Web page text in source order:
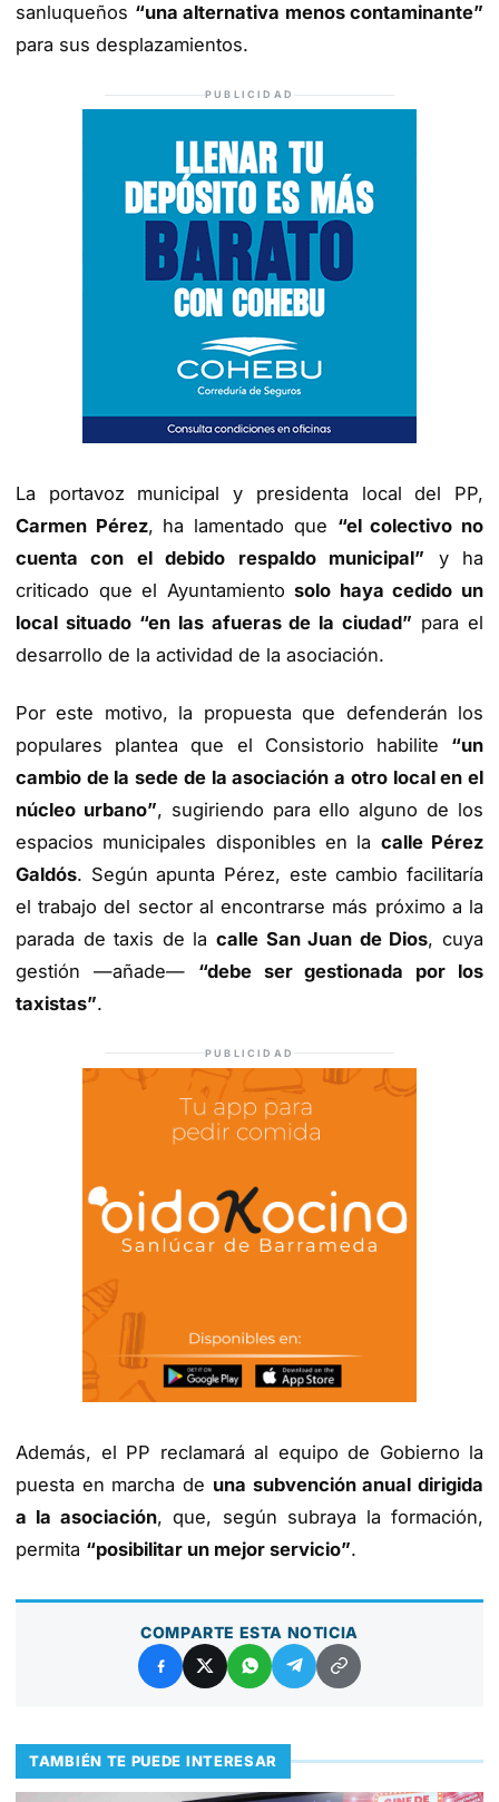
sanluqueños “una alternativa menos contaminante”
para sus desplazamientos.
PUBLICIDAD
La portavoz municipal y presidenta local del PP,
Carmen Pérez, ha lamentado que “el colectivo no
cuenta con el debido respaldo municipal” y ha
criticado que el Ayuntamientosolo haya cedido un
local situado “en las afueras de la ciudad” para el
desarrollo de la actividad de la asociación.
Por este motivo, la propuesta que defenderán los
populares plantea que el Consistorio habilite “un
cambio de la sede de la asociación a otro local en el
núcleo urbano”, sugiriendo para ello alguno de los
espacios municipales disponibles en la calle Pérez
Galdós. Según apunta Pérez, este cambio facilitaría
el trabajo del sector al encontrarse más próximo a la
parada de taxis de la calle San Juan de Dios, cuya
gestión —añade— “debe ser gestionada por los
taxistas”.
PUBLICIDAD
Además, el PP reclamará al equipo de Gobierno la
puesta en marcha de una subvención anual dirigida
a la asociación, que, según subraya la formación,
permita “posibilitar un mejor servicio”.
COMPARTE ESTA NOTICIA
TAMBIÉN TE PUEDE INTERESAR